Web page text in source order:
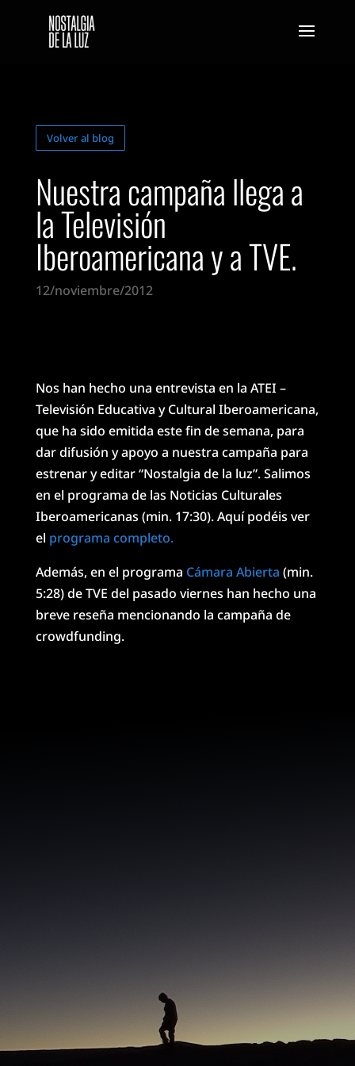
Volver al blog
Nuestra campaña llega a
la Televisión
Iberoamericana y a TVE.
12/noviembre/2012
Nos han hecho una entrevista en la ATEI –
Televisión Educativa y Cultural Iberoamericana,
que ha sido emitida este fin de semana, para
dar difusión y apoyo a nuestra campaña para
estrenar y editar “Nostalgia de la luz”. Salimos
en el programa de las Noticias Culturales
Iberoamericanas (min. 17:30). Aquí podéis ver
el programa completo.
Además, en el programa Cámara Abierta (min.
5:28) de TVE del pasado viernes han hecho una
breve reseña mencionando la campaña de
crowdfunding.